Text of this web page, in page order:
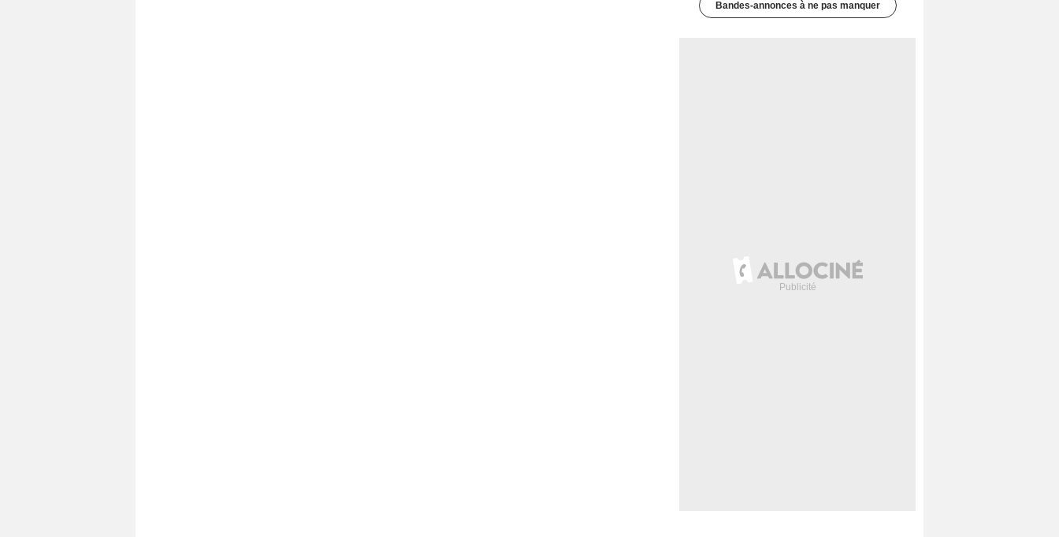
Bandes-annonces à ne pas manquer